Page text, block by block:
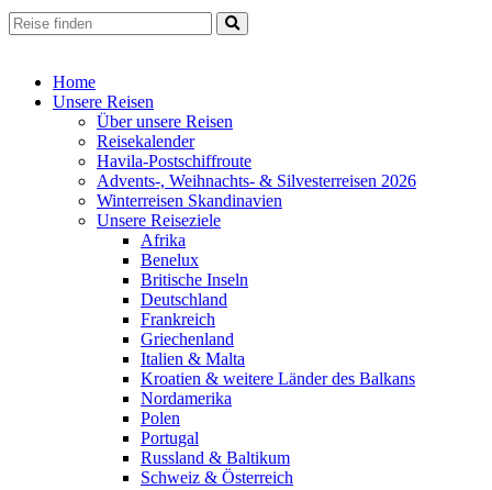
Home
Unsere Reisen
Über unsere Reisen
Reisekalender
Havila-Postschiffroute
Advents-, Weihnachts- & Silvesterreisen 2026
Winterreisen Skandinavien
Unsere Reiseziele
Afrika
Benelux
Britische Inseln
Deutschland
Frankreich
Griechenland
Italien & Malta
Kroatien & weitere Länder des Balkans
Nordamerika
Polen
Portugal
Russland & Baltikum
Schweiz & Österreich